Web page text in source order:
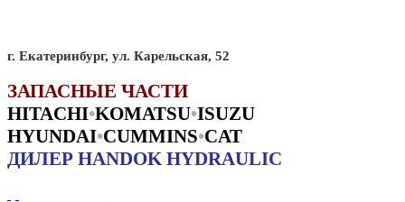
г. Екатеринбург, ул. Карельская, 52
ЗАПАСНЫЕ ЧАСТИ
HITACHI•KOMATSU•ISUZU
HYUNDAI•CUMMINS•CAT
ДИЛЕР HANDOK HYDRAULIC